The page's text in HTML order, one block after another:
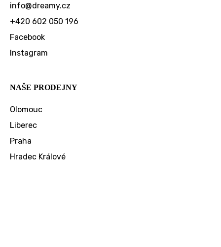
info@dreamy.cz
+420 602 050 196
Facebook
Instagram
NAŠE PRODEJNY
Olomouc
Liberec
Praha
Hradec Králové